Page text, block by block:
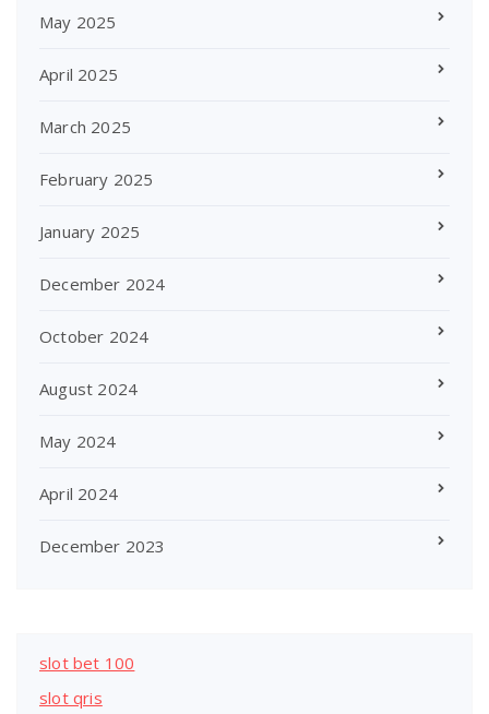
May 2025
April 2025
March 2025
February 2025
January 2025
December 2024
October 2024
August 2024
May 2024
April 2024
December 2023
slot bet 100
slot qris